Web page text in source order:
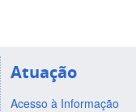
Atuação
Acesso à Informação